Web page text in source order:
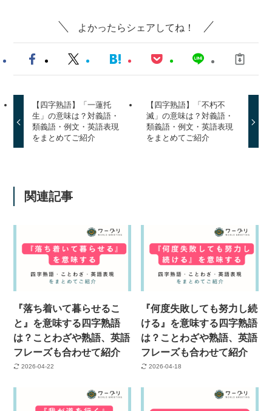
よかったらシェアしてね！
【四字熟語】「一蓮托
生」の意味は？対義語・
類義語・例文・英語表現
をまとめてご紹介
【四字熟語】「不朽不
滅」の意味は？対義語・
類義語・例文・英語表現
をまとめてご紹介
関連記事
『落ち着いて暮らせるこ
と』を意味する四字熟語
は？ことわざや熟語、英語
フレーズも合わせて紹介
2026-04-22
『何度失敗しても努力し続
ける』を意味する四字熟語
は？ことわざや熟語、英語
フレーズも合わせて紹介
2026-04-18